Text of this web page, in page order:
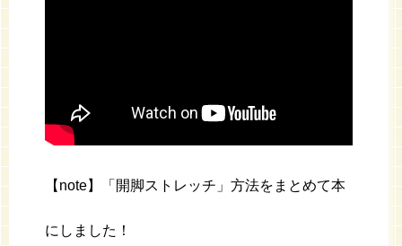
【note】「開脚ストレッチ」方法をまとめて本
にしました！